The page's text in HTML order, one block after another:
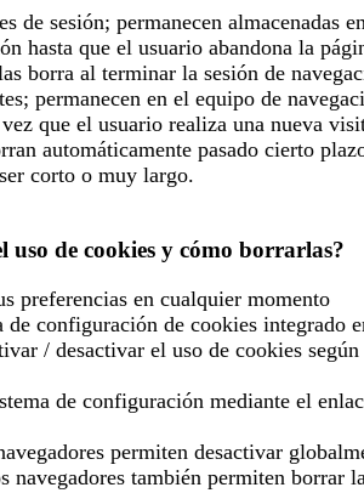
de sesión; permanecen almacenadas
hasta que el usuario abandona la
borra al terminar la sesión de
permanecen en el equipo de
que el usuario realiza una nueva
automáticamente pasado cierto
corto o muy largo.
uso de cookies y cómo borrarlas?
preferencias en cualquier momento
de configuración de cookies integrado
/ desactivar el uso de cookies según
de configuración mediante el
permiten desactivar
navegadores también permiten borrar